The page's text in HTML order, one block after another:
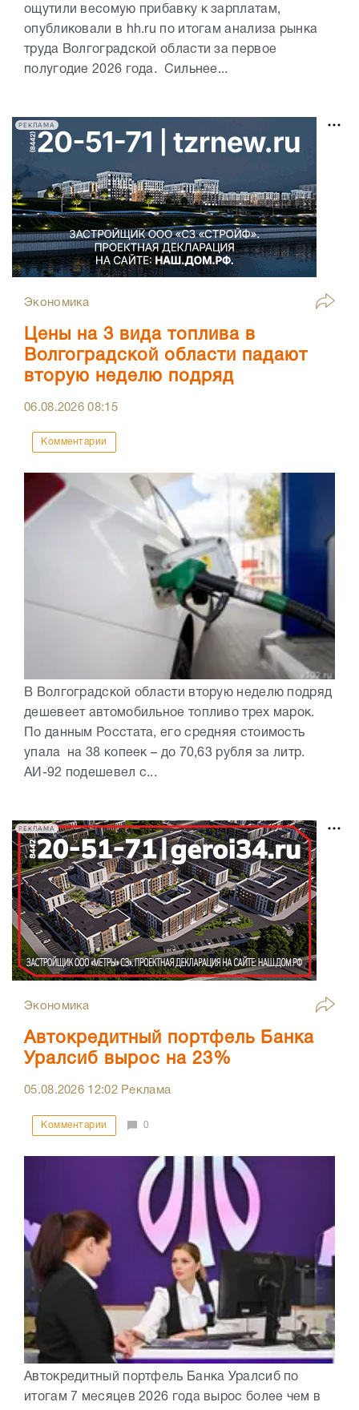
ощутили весомую прибавку к зарплатам,
опубликовали в hh.ru по итогам анализа рынка
труда Волгоградской области за первое
полугодие 2026 года. Сильнее...
РЕКЛАМА
Экономика
Цены на 3 вида топлива в
Волгоградской области падают
вторую неделю подряд
06.08.202608:15
Комментарии
В Волгоградской области вторую неделю подряд
дешевеет автомобильное топливо трех марок.
По данным Росстата, его средняя стоимость
упала на 38 копеек – до 70,63 рубля за литр.
АИ-92 подешевел с...
РЕКЛАМА
Экономика
Автокредитный портфель Банка
Уралсиб вырос на 23%
05.08.2026 12:02Реклама
Комментарии 0
Автокредитный портфель Банка Уралсиб по
итогам 7 месяцев 2026 года вырос более чем в